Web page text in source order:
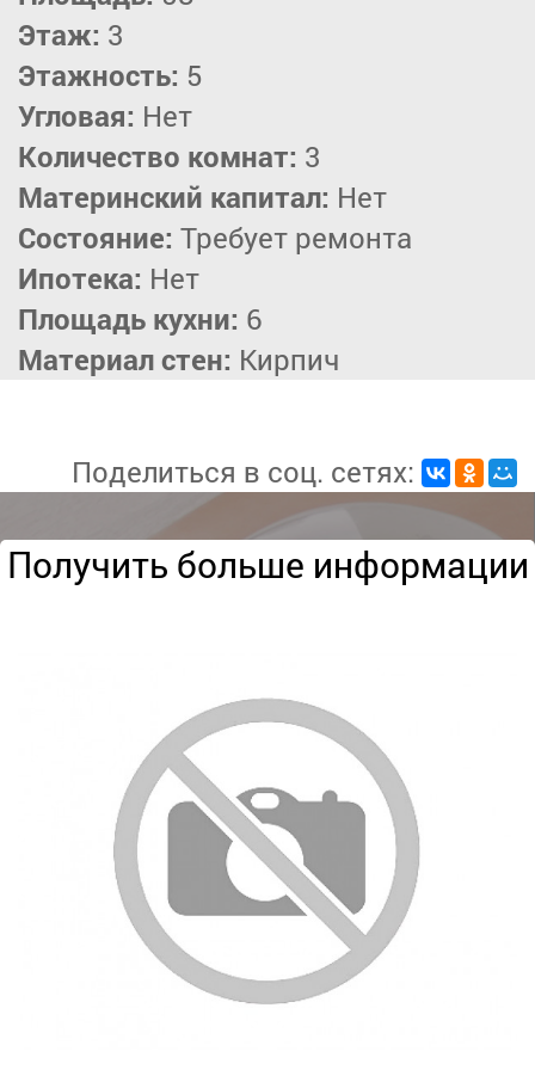
Этаж: 3
Этажность: 5
Угловая: Нет
Количество комнат: 3
Материнский капитал: Нет
Состояние: Требует ремонта
Ипотека: Нет
Площадь кухни: 6
Материал стен: Кирпич
Поделиться в соц. сетях:
Получить больше информации